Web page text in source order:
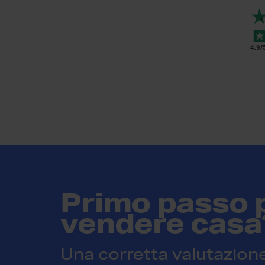
4.9/
Primo passo
vendere
Una corretta